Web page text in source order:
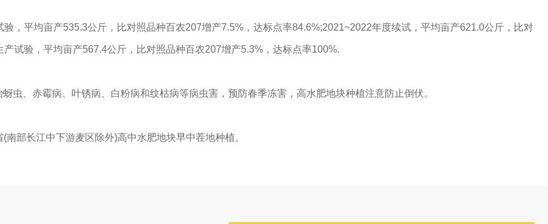
，平均亩产535.3公斤，比对照品种百农207增产7.5%，达标点率84.6%;2021~2022年度续试，平均亩产621.0公斤，比对
试验，平均亩产567.4公斤，比对照品种百农207增产5.3%，达标点率100%.
虫、赤霉病、叶锈病、白粉病和纹枯病等病虫害，预防春季冻害，高水肥地块种植注意防止倒伏。
部长江中下游麦区除外)高中水肥地块早中茬地种植。